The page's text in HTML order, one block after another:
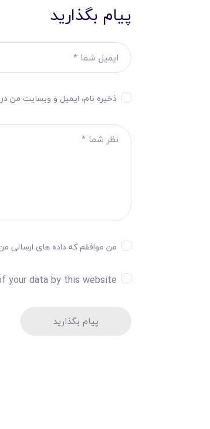
پیام بگذارید
ذخیره نام، ایمیل و وبسایت من
من موافقم که داده های ارسالی
your data by this website.